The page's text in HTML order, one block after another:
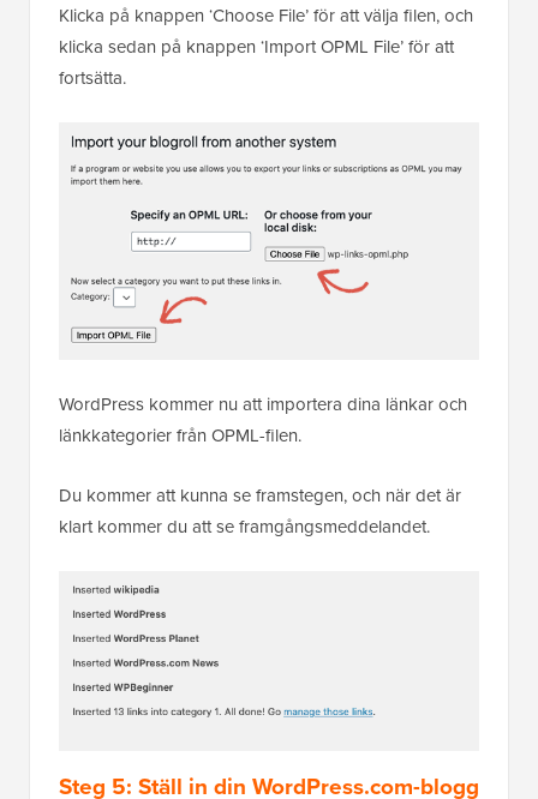
Klicka på knappen ‘Choose File’ för att välja filen, och
klicka sedan på knappen ‘Import OPML File’ för att
fortsätta.
WordPress kommer nu att importera dina länkar och
länkkategorier från OPML-filen.
Du kommer att kunna se framstegen, och när det är
klart kommer du att se framgångsmeddelandet.
Steg 5: Ställ in din WordPress.com-blogg